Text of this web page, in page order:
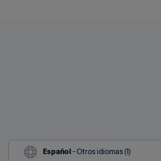
Español - Otros idiomas (1)